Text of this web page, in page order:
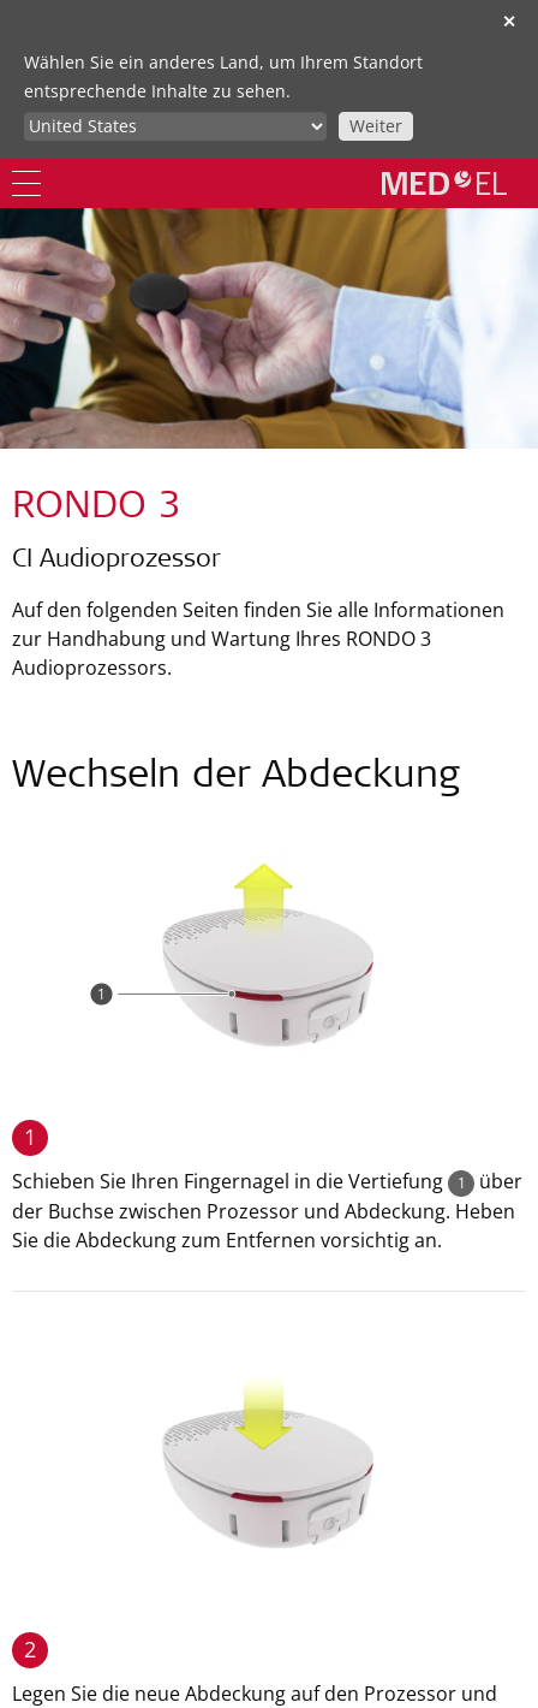
✕
Wählen Sie ein anderes Land, um Ihrem Standort
entsprechende Inhalte zu sehen.
Weiter
RONDO 3
CI Audioprozessor
Auf den folgenden Seiten finden Sie alle Informationen
zur Handhabung und Wartung Ihres RONDO 3
Audioprozessors.
Wechseln der Abdeckung
1
Schieben Sie Ihren Fingernagel in die Vertiefung 1
über
der Buchse zwischen Prozessor und Abdeckung. Heben
Sie die Abdeckung zum Entfernen vorsichtig an.
2
Legen Sie die neue Abdeckung auf den Prozessor und